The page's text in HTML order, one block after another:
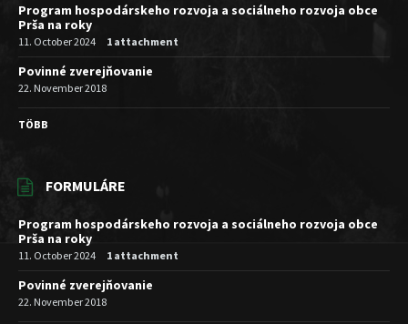
Program hospodárskeho rozvoja a sociálneho rozvoja obce
Prša na roky
11. October 2024 1 attachment
Povinné zverejňovanie
22. November 2018
TÖBB
FORMULÁRE
Program hospodárskeho rozvoja a sociálneho rozvoja obce
Prša na roky
11. October 2024 1 attachment
Povinné zverejňovanie
22. November 2018